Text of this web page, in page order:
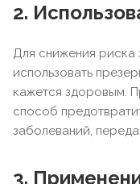
2.
Для снижения риска
использовать
кажется здоровым.
способ
заболеваний,
3.